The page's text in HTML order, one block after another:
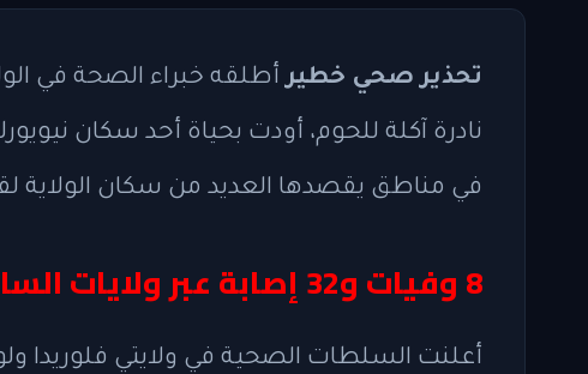
تحذير صحي خطيرأطلقه خبراء الصحة في
نادرة آكلة للحوم، أودت بحياة أحد سكان
في مناطق يقصدها العديد من سكان الولاية
8 وفيات و32 إصابة عبر ولايات الساحل الجنوبي
أعلنت السلطات الصحية في ولايتي فلوريدا